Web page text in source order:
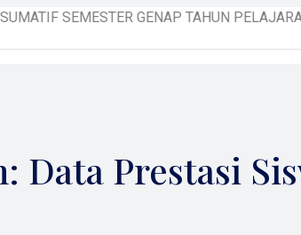
GENAP TAHUN
Data Prestasi